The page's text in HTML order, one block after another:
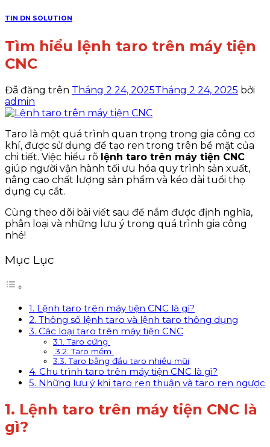
TIN DN SOLUTION
Tìm hiểu lệnh taro trên máy tiện
CNC
Đã đăng trên Tháng 2 24, 2025Tháng 2 24, 2025 bởi
admin
Taro là một quá trình quan trọng trong gia công cơ
khí, được sử dụng để tạo ren trong trên bề mặt của
chi tiết. Việc hiểu rõ lệnh taro trên máy tiện CNC
giúp người vận hành tối ưu hóa quy trình sản xuất,
nâng cao chất lượng sản phẩm và kéo dài tuổi thọ
dụng cụ cắt.
Cùng theo dõi bài viết sau để nắm được định nghĩa,
phân loại và những lưu ý trong quá trình gia công
nhé!
Mục Lục
1. Lệnh taro trên máy tiện CNC là gì?
2. Thông số lệnh taro và lệnh taro thông dụng
3. Các loại taro trên máy tiện CNC
3.1. Taro cứng
3.2. Taro mềm
3.3. Taro bằng đầu taro nhiều mũi
4. Chu trình taro trên máy tiện CNC là gì?
5. Những lưu ý khi taro ren thuận và taro ren ngược
1. Lệnh taro trên máy tiện CNC là
gì?